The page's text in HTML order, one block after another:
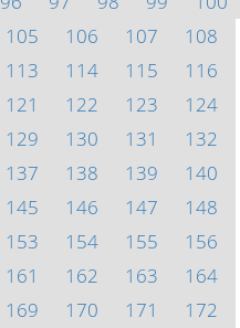
105 106 107
108
113 114 115
116
121 122 123
124
129 130 131
132
137 138 139
140
145 146 147
148
153 154 155
156
161 162 163
164
169 170 171
172